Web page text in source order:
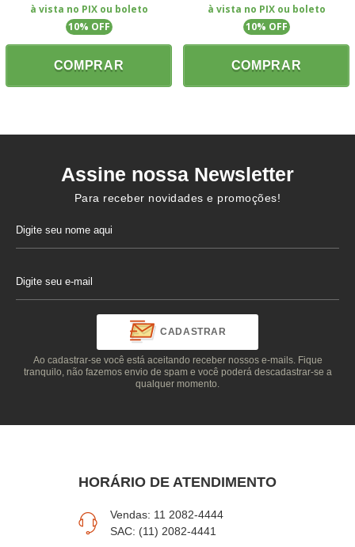
à vista no PIX ou boleto
10% OFF
COMPRAR
à vista no PIX ou boleto
10% OFF
COMPRAR
Assine nossa Newsletter
Para receber novidades e promoções!
CADASTRAR
Ao cadastrar-se você está aceitando receber nossos e-mails. Fique
tranquilo, não fazemos envio de spam e você poderá descadastrar-se a
qualquer momento.
HORÁRIO DE ATENDIMENTO
Vendas: 11 2082-4444
SAC: (11) 2082-4441